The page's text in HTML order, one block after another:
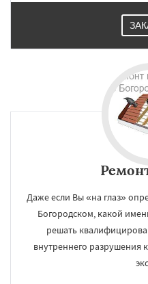
Даже если Вы «на глаз»
Богородском, какой
решать
внутреннего разрушения